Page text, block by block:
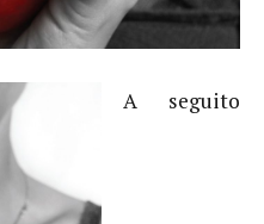
A seguito